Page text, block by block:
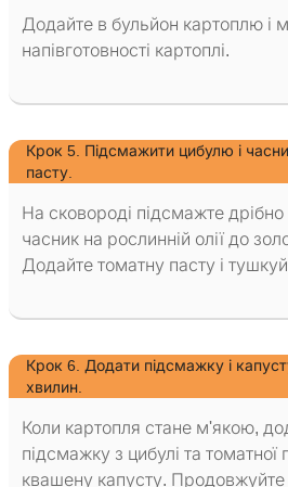
Додайте в бульйон картоплю і
напівготовності картоплі.
Крок 5. Підсмажити цибулю і
пасту.
На сковороді підсмажте
часник на рослинній олії до
Додайте томатну пасту і
Крок 6. Додати підсмажку і
хвилин.
Коли картопля стане м'якою,
підсмажку з цибулі та томатної
квашену капусту.